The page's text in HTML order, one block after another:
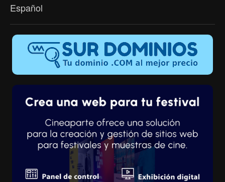
Español